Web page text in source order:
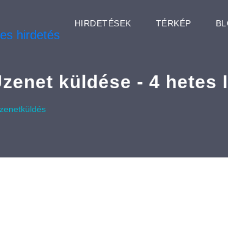
HIRDETÉSEK TÉRKÉP
küldése - 4 hetes